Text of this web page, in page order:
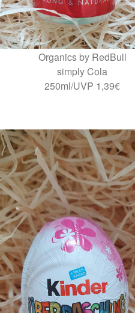
Organics by RedBull
simply Cola
250ml/UVP 1,39€